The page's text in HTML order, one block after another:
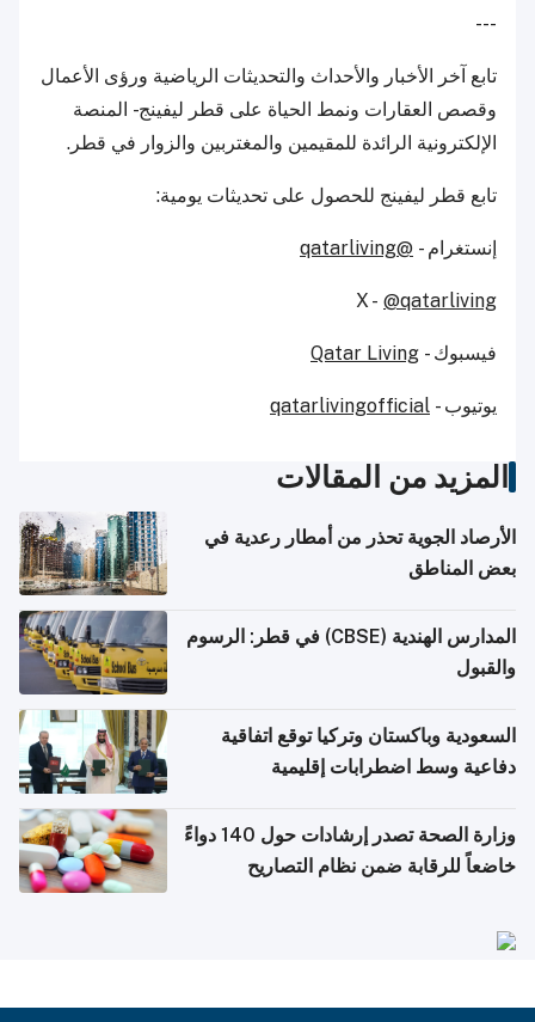
---
تابع آخر الأخبار والأحداث والتحديثات الرياضية ورؤى الأعمال
وقصص العقارات ونمط الحياة على قطر ليفينج - المنصة
الإلكترونية الرائدة للمقيمين والمغتربين والزوار في قطر.
تابع قطر ليفينج للحصول على تحديثات يومية:
إنستغرام - @qatarliving
X - @qatarliving
فيسبوك - Qatar Living
يوتيوب - qatarlivingofficial
المزيد من المقالات
الأرصاد الجوية تحذر من أمطار رعدية في
بعض المناطق
المدارس الهندية (CBSE) في قطر: الرسوم
والقبول
السعودية وباكستان وتركيا توقع اتفاقية
دفاعية وسط اضطرابات إقليمية
وزارة الصحة تصدر إرشادات حول 140 دواءً
خاضعاً للرقابة ضمن نظام التصاريح